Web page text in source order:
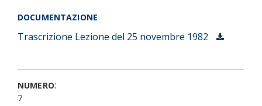
DOCUMENTAZIONE
Trascrizione Lezione del 25 novembre 1982
NUMERO:
7